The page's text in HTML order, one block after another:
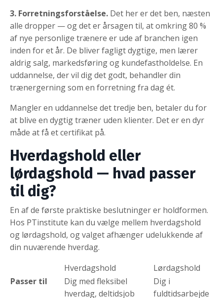
3. Forretningsforståelse. Det her er det ben, næsten
alle dropper — og det er årsagen til, at omkring 80 %
af nye personlige trænere er ude af branchen igen
inden for et år. De bliver fagligt dygtige, men lærer
aldrig salg, markedsføring og kundefastholdelse. En
uddannelse, der vil dig det godt, behandler din
trænergerning som en forretning fra dag ét.
Mangler en uddannelse det tredje ben, betaler du for
at blive en dygtig træner uden klienter. Det er en dyr
måde at få et certifikat på.
Hverdagshold eller
lørdagshold — hvad passer
til dig?
En af de første praktiske beslutninger er holdformen.
Hos PTinstitute kan du vælge mellem hverdagshold
og lørdagshold, og valget afhænger udelukkende af
din nuværende hverdag.
Hverdagshold
Lørdagshold
Passer til
Dig med fleksibel
hverdag, deltidsjob
Dig i
fuldtidsarbejde